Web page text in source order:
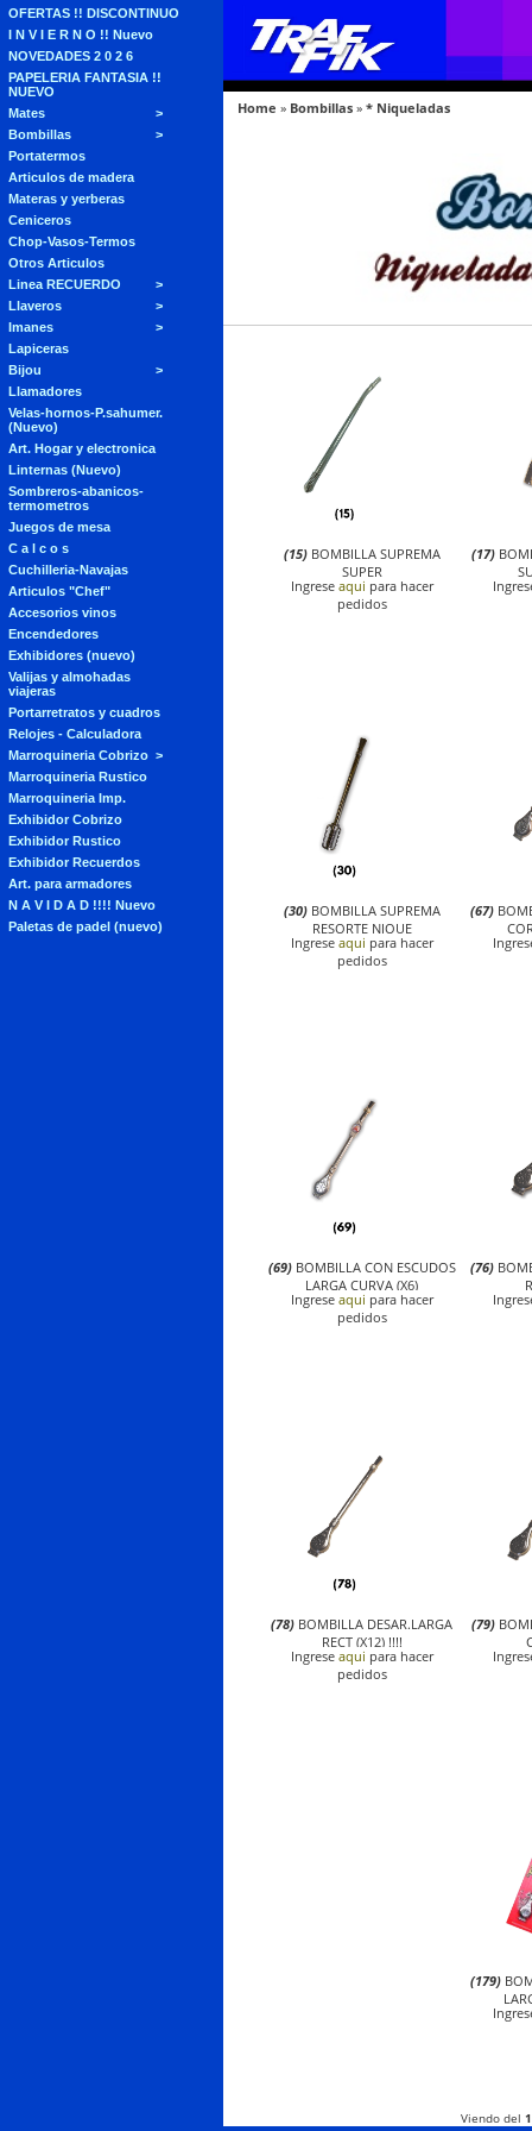
OFERTAS !! DISCONTINUO
I N V I E R N O !! Nuevo
NOVEDADES 2 0 2 6
PAPELERIA FANTASIA !!
NUEVO
Mates
Bombillas
Portatermos
Articulos de madera
Materas y yerberas
Ceniceros
Chop-Vasos-Termos
Otros Articulos
Linea RECUERDO
Llaveros
Imanes
Lapiceras
Bijou
Llamadores
Velas-hornos-P.sahumer.
(Nuevo)
Art. Hogar y electronica
Linternas (Nuevo)
Sombreros-abanicos-
termometros
Juegos de mesa
C a l c o s
Cuchilleria-Navajas
Articulos "Chef"
Accesorios vinos
Encendedores
Exhibidores (nuevo)
Valijas y almohadas
viajeras
Portarretratos y cuadros
Relojes - Calculadora
Marroquineria Cobrizo
Marroquineria Rustico
Marroquineria Imp.
Exhibidor Cobrizo
Exhibidor Rustico
Exhibidor Recuerdos
Art. para armadores
N A V I D A D !!!! Nuevo
Paletas de padel (nuevo)
Home » Bombillas » * Niqueladas
(15) BOMBILLA SUPREMA
SUPER
Ingrese aqui para hacer
pedidos
(17)
(30) BOMBILLA SUPREMA
RESORTE NIQUE
Ingrese aqui para hacer
pedidos
(67)
(69) BOMBILLA CON ESCUDOS
LARGA CURVA (X6)
Ingrese aqui para hacer
pedidos
(76)
(78) BOMBILLA DESAR.LARGA
RECT (X12) !!!!
Ingrese aqui para hacer
pedidos
(79)
(179)
Viendo del 1